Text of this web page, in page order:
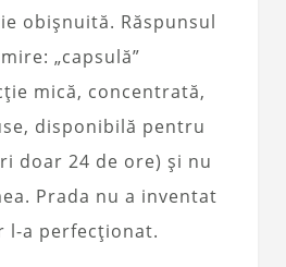
obișnuită. Răspunsul
„capsulă”
mică, concentrată,
disponibilă pentru
doar 24 de ore) și nu
Prada nu a inventat
l-a perfecționat.